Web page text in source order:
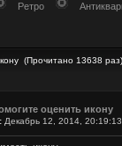
Ретро
(Прочитано 13638 раз)
оценить икону
: Декабрь 12, 2014,